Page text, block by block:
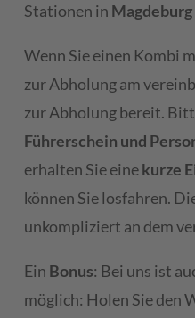
Stationen in
Wenn Sie einen Kombi
zur Abholung am
zur Abholung bereit.
Führerschein und
erhalten Sie einekurze
können Sie losfahren.
unkompliziert an dem
Ein Bonus: Bei uns ist
möglich: Holen Sie den